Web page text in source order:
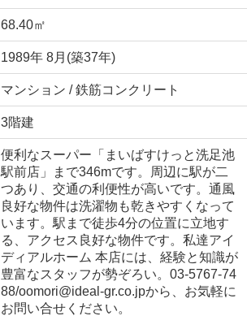
68.40㎡
1989年 8月(築37年)
マンション / 鉄筋コンクリート
3階建
便利なスーパー「まいばすけっと洗足池
駅前店」まで346mです。周辺に駅が二
つあり、交通の利便性が高いです。通風
良好な物件は洗濯物も乾きやすくなって
います。駅まで徒歩4分の位置に立地す
る、アクセス良好な物件です。私達アイ
ディアルホーム 本店には、経験と知識が
豊富なスタッフが勢ぞろい。03-5767-74
88/oomori@ideal-gr.co.jpから、お気軽に
お問い合せください。